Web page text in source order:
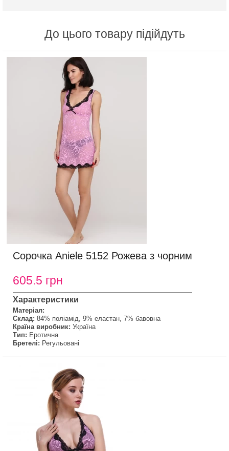
До цього товару підійдуть
Сорочка Aniele 5152 Рожева з чорним
605.5 грн
Характеристики
Матеріал:
Склад: 84% поліамід, 9% еластан, 7% бавовна
Країна виробник: Україна
Тип: Еротична
Бретелі: Регульовані